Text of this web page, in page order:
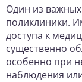
Один из важных
поликлиники.
доступа к
существенно
особенно при
наблюдения